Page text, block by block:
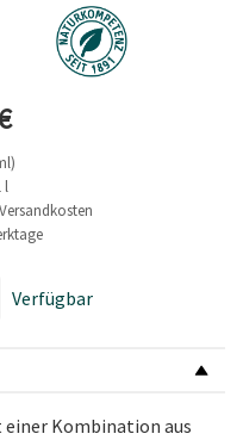
Preis
l
Verfügbar
Kombination aus